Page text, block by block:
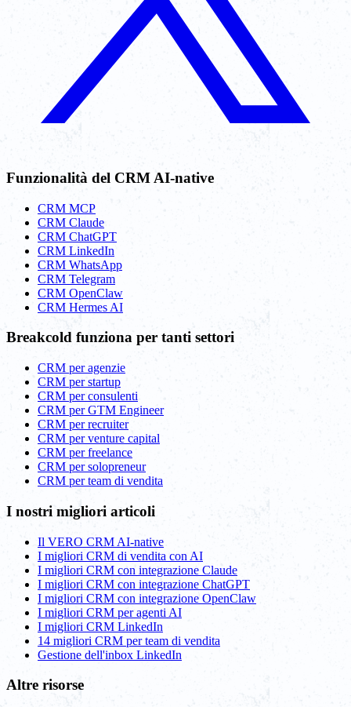
Funzionalità del CRM AI-native
CRM MCP
CRM Claude
CRM ChatGPT
CRM LinkedIn
CRM WhatsApp
CRM Telegram
CRM OpenClaw
CRM Hermes AI
Breakcold funziona per tanti settori
CRM per agenzie
CRM per startup
CRM per consulenti
CRM per GTM Engineer
CRM per recruiter
CRM per venture capital
CRM per freelance
CRM per solopreneur
CRM per team di vendita
I nostri migliori articoli
Il VERO CRM AI-native
I migliori CRM di vendita con AI
I migliori CRM con integrazione Claude
I migliori CRM con integrazione ChatGPT
I migliori CRM con integrazione OpenClaw
I migliori CRM per agenti AI
I migliori CRM LinkedIn
14 migliori CRM per team di vendita
Gestione dell'inbox LinkedIn
Altre risorse